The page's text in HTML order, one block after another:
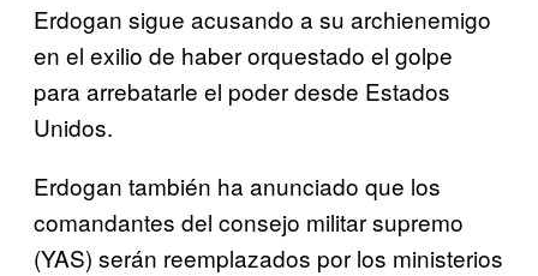
Erdogan sigue acusando a su archienemigo
en el exilio de haber orquestado el golpe
para arrebatarle el poder desde Estados
Unidos.
Erdogan también ha anunciado que los
comandantes del consejo militar supremo
(YAS) serán reemplazados por los ministerios